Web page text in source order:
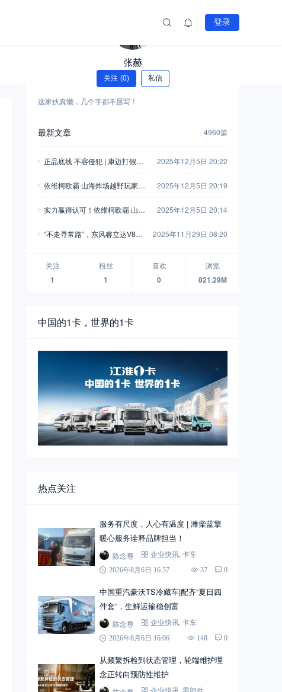
登录
张赫
关注 (0) 私信
这家伙真懒，几个字都不愿写！
最新文章 4960篇
正品底线 不容侵犯 | 康迈打假胜
2025年12月5日 20:22
依维柯欧霸·山海炸场越野玩家车
2025年12月5日 20:19
实力赢得认可！依维柯欧霸·山海
2025年12月5日 20:14
“不走寻常路”，东风睿立达V8E
2025年11月29日 08:20
关注
1
粉丝
1
喜欢
0
浏览
821.29M
中国的1卡，世界的1卡
热点关注
服务有尺度，人心有温度 | 潍柴蓝擎
暖心服务诠释品牌担当！
陈念尊 企业快讯 卡车
2026年8月6日 16:57
37 0
中国重汽豪沃TS冷藏车|配齐“夏日四
件套”，生鲜运输稳创富
陈念尊 企业快讯 卡车
2026年8月6日 16:06
148 0
从频繁拆检到状态管理，轮端维护理
念正转向预防性维护